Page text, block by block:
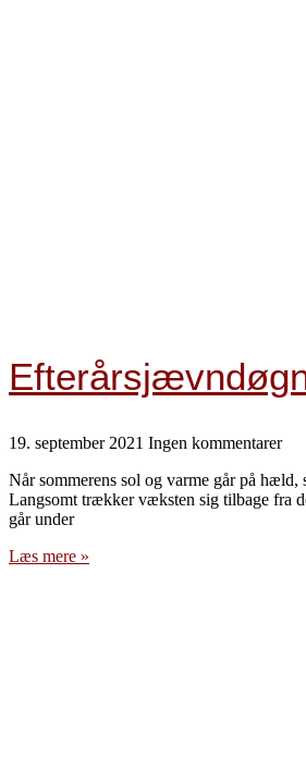
19. september 2021 Ingen kommentarer
Når sommerens sol og varme går på hæld,
Langsomt trækker væksten sig tilbage fra
går under
Læs mere »